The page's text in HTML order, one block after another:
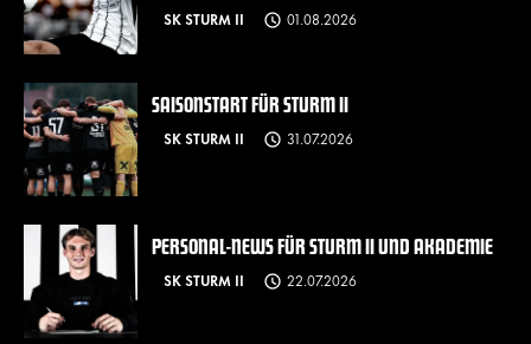
SK STURM II 01.08.2026
SAISONSTART FÜR STURM II
SK STURM II 31.07.2026
PERSONAL-NEWS FÜR STURM II UND AKADEMIE
SK STURM II 22.07.2026